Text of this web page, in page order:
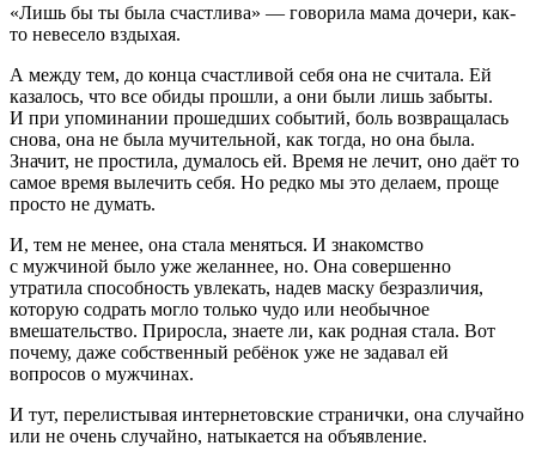
«Лишь бы ты была счастлива» — говорила мама дочери, как-
то невесело вздыхая.
А между тем, до конца счастливой себя она не считала. Ей
казалось, что все обиды прошли, а они были лишь забыты.
И при упоминании прошедших событий, боль возвращалась
снова, она не была мучительной, как тогда, но она была.
Значит, не простила, думалось ей. Время не лечит, оно даёт то
самое время вылечить себя. Но редко мы это делаем, проще
просто не думать.
И, тем не менее, она стала меняться. И знакомство
с мужчиной было уже желаннее, но. Она совершенно
утратила способность увлекать, надев маску безразличия,
которую содрать могло только чудо или необычное
вмешательство. Приросла, знаете ли, как родная стала. Вот
почему, даже собственный ребёнок уже не задавал ей
вопросов о мужчинах.
И тут, перелистывая интернетовские странички, она случайно
или не очень случайно, натыкается на объявление.